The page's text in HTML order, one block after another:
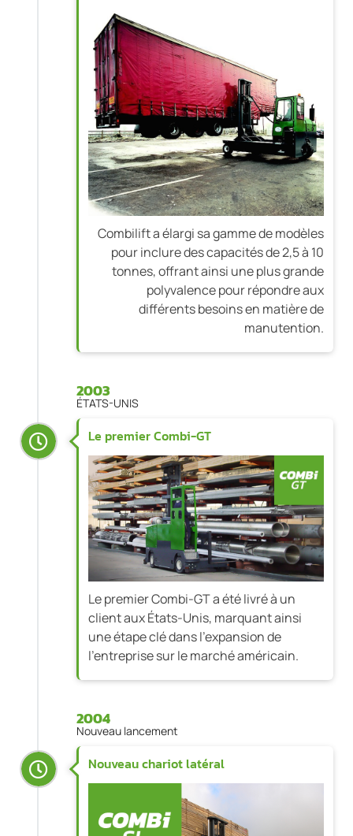
Combilift a élargi sa gamme de modèles
pour inclure des capacités de 2,5 à 10
tonnes, offrant ainsi une plus grande
polyvalence pour répondre aux
différents besoins en matière de
manutention.
2003
ÉTATS-UNIS
Le premier Combi-GT
Le premier Combi-GT a été livré à un
client aux États-Unis, marquant ainsi
une étape clé dans l'expansion de
l'entreprise sur le marché américain.
2004
Nouveau lancement
Nouveau chariot latéral